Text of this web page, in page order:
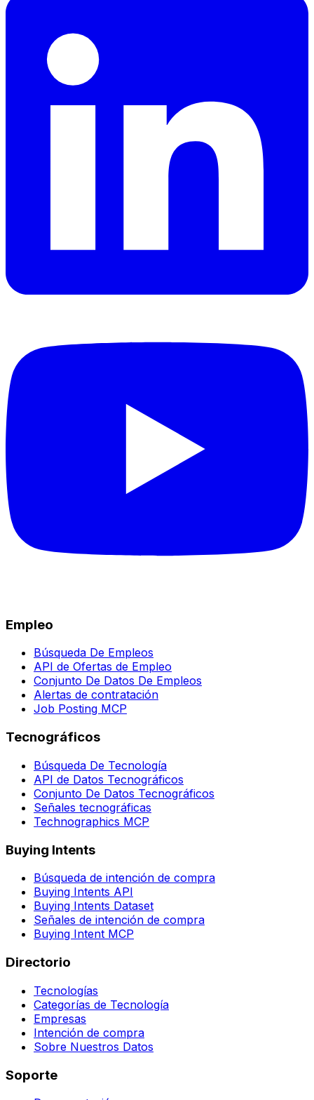
Empleo
Búsqueda De Empleos
API de Ofertas de Empleo
Conjunto De Datos De Empleos
Alertas de contratación
Job Posting MCP
Tecnográficos
Búsqueda De Tecnología
API de Datos Tecnográficos
Conjunto De Datos Tecnográficos
Señales tecnográficas
Technographics MCP
Buying Intents
Búsqueda de intención de compra
Buying Intents API
Buying Intents Dataset
Señales de intención de compra
Buying Intent MCP
Directorio
Tecnologías
Categorías de Tecnología
Empresas
Intención de compra
Sobre Nuestros Datos
Soporte